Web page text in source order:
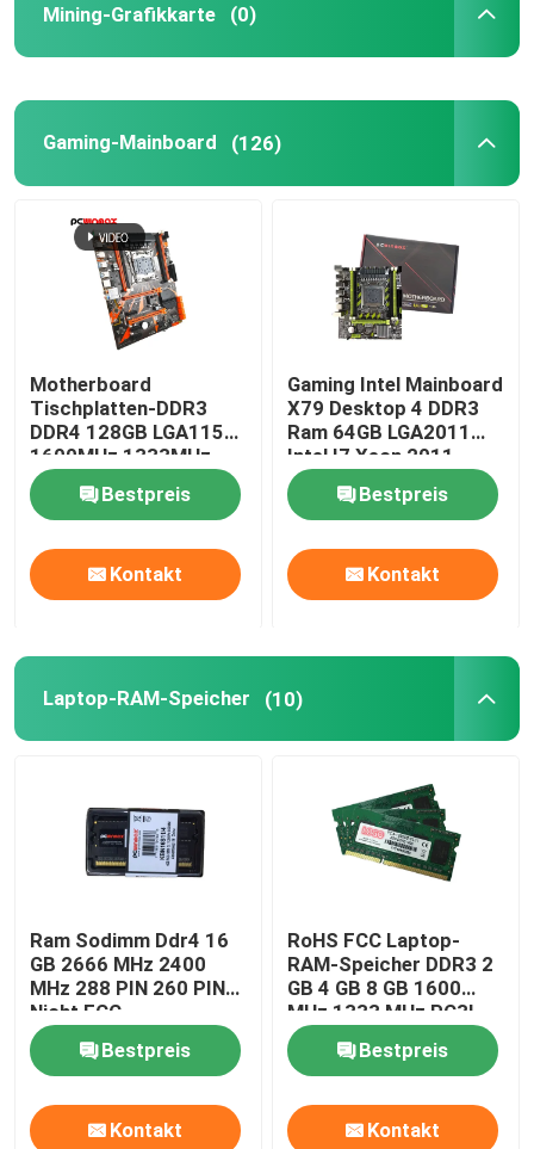
Haus
Videos
Qualitätskontrolle
Fordern Sie ein Zitat
Gaming-Grafikkarten
Mining-Grafikkarte
Mining-Grafikkarte (0)
Gaming-Mainboard (126)
Motherboard
Tischplatten-DDR3
DDR4 128GB LGA1155
1600MHz 1333MHz
des Spiel-X99
Bestpreis
Kontakt
Gaming Intel Mainboard
X79 Desktop 4 DDR3
Ram 64GB LGA2011
Intel I7 Xeon 2011
Bestpreis
Kontakt
Laptop-RAM-Speicher (10)
Ram Sodimm Ddr4 16
GB 2666 MHz 2400
MHz 288 PIN 260 PIN
Nicht ECC
Bestpreis
Kontakt
RoHS FCC Laptop-
RAM-Speicher DDR3 2
GB 4 GB 8 GB 1600
MHz 1333 MHz PC3L-
12800
Bestpreis
Kontakt